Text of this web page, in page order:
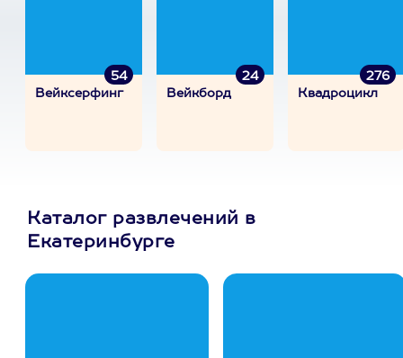
54
Вейксерфинг
24
Вейкборд
276
Квадроцикл
Каталог развлечений в
Екатеринбурге